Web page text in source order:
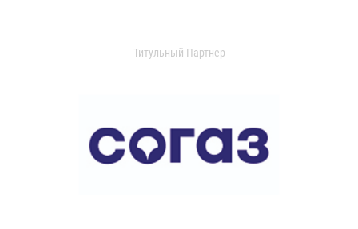
Титульный Партнер